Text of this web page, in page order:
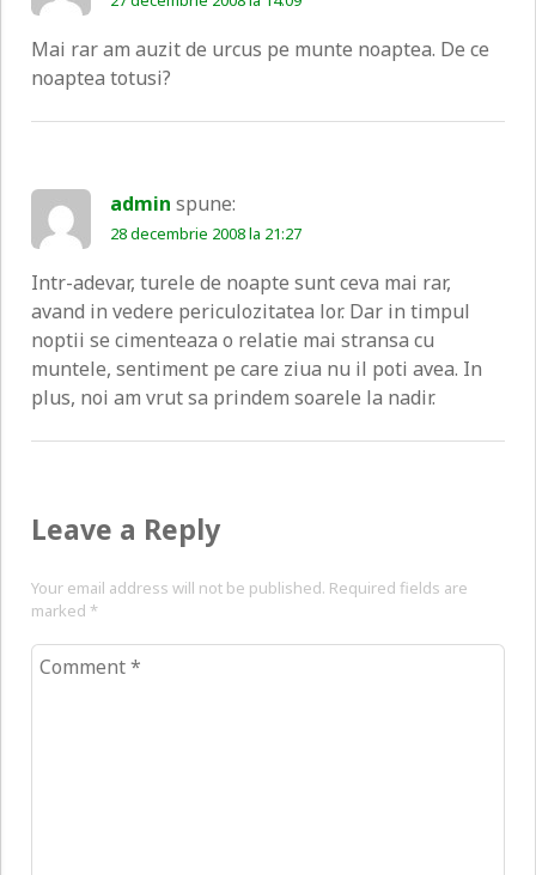
Mai rar am auzit de urcus pe munte noaptea. De ce
noaptea totusi?
admin spune:
28 decembrie 2008 la 21:27
Intr-adevar, turele de noapte sunt ceva mai rar,
avand in vedere periculozitatea lor. Dar in timpul
noptii se cimenteaza o relatie mai stransa cu
muntele, sentiment pe care ziua nu il poti avea. In
plus, noi am vrut sa prindem soarele la nadir.
Leave a Reply
Your email address will not be published. Required fields are
marked *
Comment